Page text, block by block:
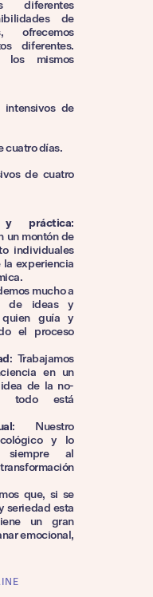
diferentes
de
ofrecemos
diferentes.
los mismos
intensivos de
cuatro días.
de cuatro
y práctica:
un montón de
individuales
experiencia
mucho a
de ideas y
quien guía y
el proceso
: Trabajamos
en un
de la no-
todo está
: Nuestro
y lo
siempre al
que, si se
seriedad esta
un gran
emocional,